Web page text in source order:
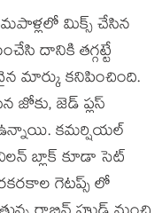
మిక్స్ చేసిన
దానికి తగ్గట్టే
మార్కు కనిపించింది.
జోకు, జెడ్ ప్లస్
కమర్షియల్
బ్లాక్ కూడా సెట్
గెటప్స్ లో